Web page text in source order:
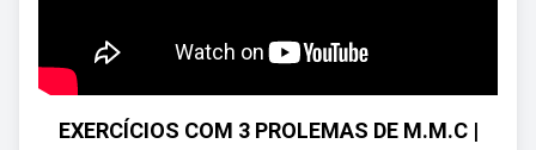
EXERCÍCIOS COM 3 PROLEMAS DE M.M.C |